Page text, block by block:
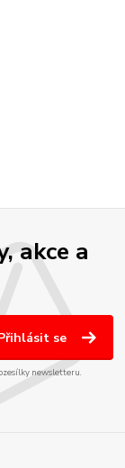
akce a
se
newsletteru.